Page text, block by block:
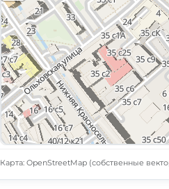
Карта: OpenStreetMap (собственные